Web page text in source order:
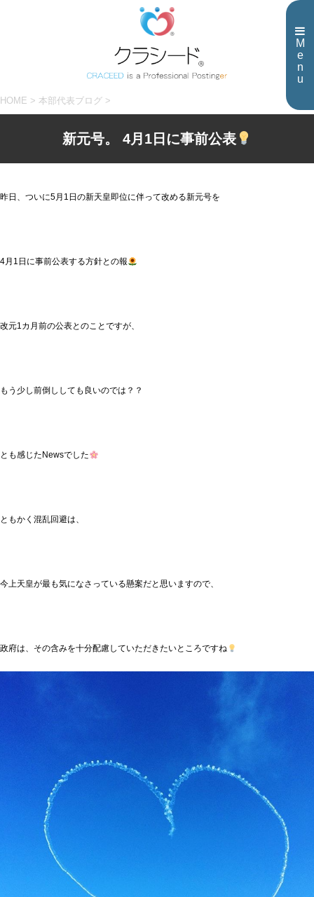
M
e
n
u
HOME > 本部代表ブログ >
新元号。 4月1日に事前公表
昨日、ついに5月1日の新天皇即位に伴って改める新元号を
4月1日に事前公表する方針との報
改元1カ月前の公表とのことですが、
もう少し前倒ししても良いのでは？？
とも感じたNewsでした
ともかく混乱回避は、
今上天皇が最も気になさっている懸案だと思いますので、
政府は、その含みを十分配慮していただきたいところですね